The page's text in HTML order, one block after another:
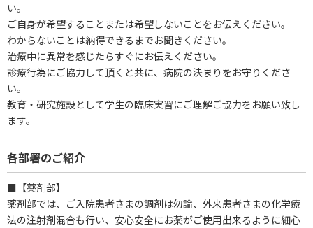
い。
ご自身が希望することまたは希望しないことをお伝えください。
わからないことは納得できるまでお聞きください。
治療中に異常を感じたらすぐにお伝えください。
診療行為にご協力して頂くと共に、病院の決まりをお守りくださ
い。
教育・研究施設として学生の臨床実習にご理解ご協力をお願い致し
ます。
各部署のご紹介
■【薬剤部】
薬剤部では、ご入院患者さまの調剤は勿論、外来患者さまの化学療
法の注射剤混合も行い、安心安全にお薬がご使用出来るように細心